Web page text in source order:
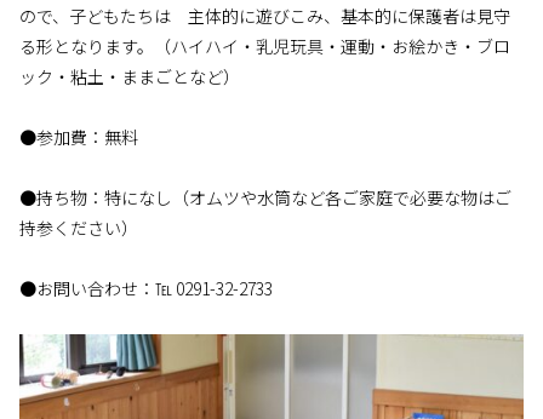
ので、子どもたちは 主体的に遊びこみ、基本的に保護者は見守
る形となります。（ハイハイ・乳児玩具・運動・お絵かき・ブロ
ック・粘土・ままごとなど）
●参加費：無料
●持ち物：特になし（オムツや水筒など各ご家庭で必要な物はご
持参ください）
●お問い合わせ：℡ 0291-32-2733